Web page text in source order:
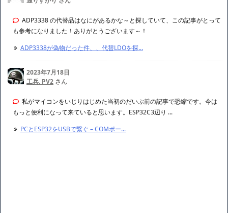
ADP3338 の代替品はなにがあるかな～と探していて、この記事がとって
も参考になりました！ありがとうございます～！
ADP3338が偽物だった件、、代替LDOを探...
2023年7月18日
工兵. PV2 さん
私がマイコンをいじりはじめた当初のだいぶ前の記事で恐縮です。今は
もっと便利になって来ていると思います。ESP32C3辺り ...
PCとESP32をUSBで繋ぐ – COMポー...